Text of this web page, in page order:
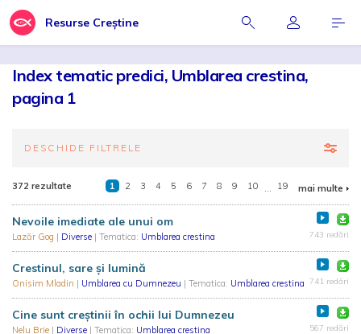
Resurse Creștine
Index tematic predici, Umblarea crestina,
pagina 1
DESCHIDE FILTRELE
372 rezultate 1 2 3 4 5 6 7 8 9 10 ... 19 mai multe
Nevoile imediate ale unui om
Lazăr Gog | Diverse | Tematica: Umblarea crestina 743 redări
Crestinul, sare și lumină
Onisim Mladin | Umblarea cu Dumnezeu | Tematica: Umblarea crestina 741 redări
Cine sunt creștinii în ochii lui Dumnezeu
Nelu Brie | Diverse | Tematica: Umblarea crestina 567 redări